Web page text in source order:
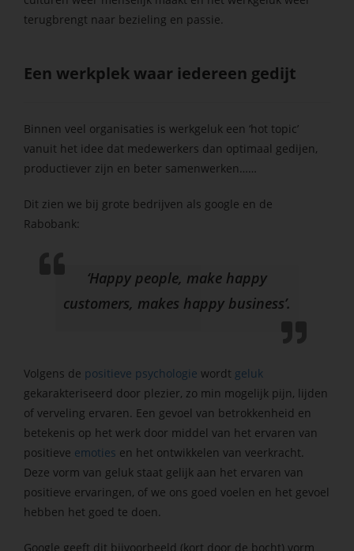
terugbrengt naar bezieling en passie.
Een werkplek waar iedereen gedijt
Binnen veel organisaties is werkgeluk een ‘hot topic’
vanuit het idee dat medewerkers dan optimaal gedijen,
productiever zijn en beter samenwerken……
Dit zien we bij grote bedrijven als google en de
Rabobank:
‘Happy people, make happy
customers, makes happy business’.
Volgens de positieve psychologie wordt geluk
gekarakteriseerd door plezier, zo min mogelijk pijn, lijden
of verveling ervaren. Een gevoel van betrokkenheid en
betekenis op het werk door middel van het ervaren van
positieve emoties en het ontwikkelen van veerkracht.
Deze vorm van geluk staat gelijk aan het ervaren van
positieve ervaringen, of we ons goed voelen en het gevoel
hebben het goed te doen.
Google geeft dit bijvoorbeeld (kort door de bocht) vorm